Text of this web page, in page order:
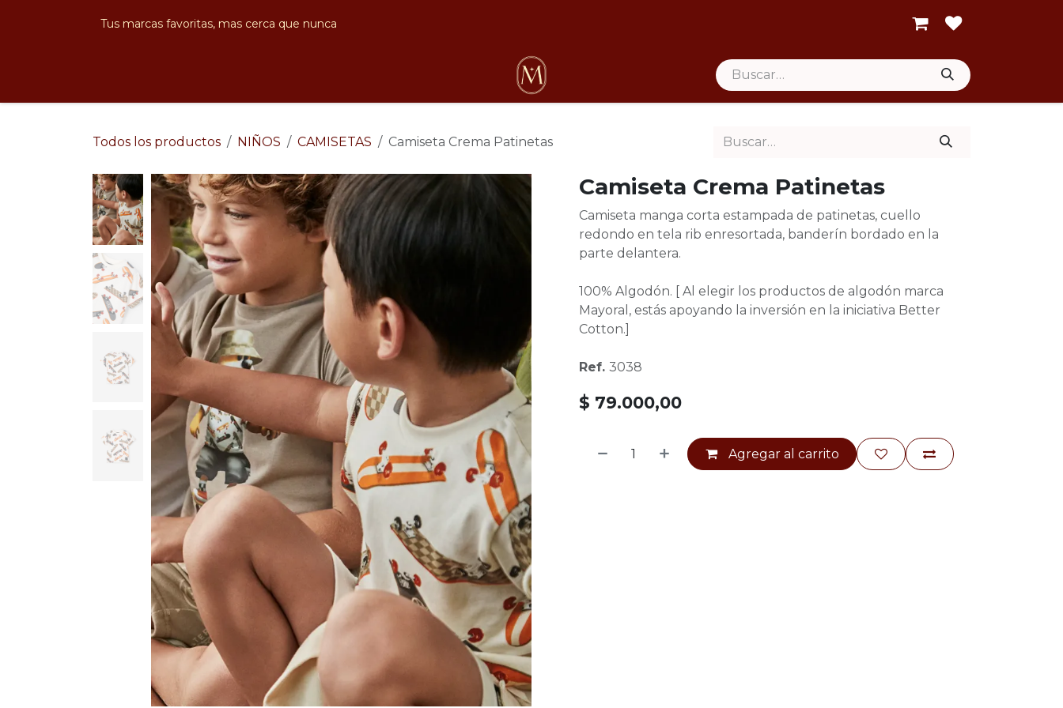
Tus marcas favoritas, mas cerca que nunca
Todos los productos NIÑOS CAMISETAS Camiseta Crema Patinetas
Camiseta Crema Patinetas
Camiseta manga corta estampada de patinetas, cuello
redondo en tela rib enresortada, banderín bordado en la
parte delantera.
100% Algodón. [ Al elegir los productos de algodón marca
Mayoral, estás apoyando la inversión en la iniciativa Better
Cotton.]
Ref. 3038
$ 79.000,00
Agregar al carrito